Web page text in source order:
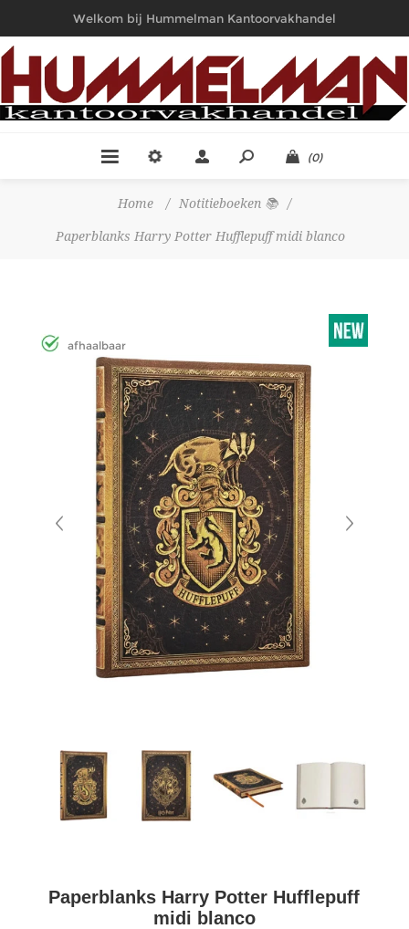
Welkom bij Hummelman Kantoorvakhandel
(0)
Home / Notitieboeken 📚 /
Paperblanks Harry Potter Hufflepuff midi blanco
afhaalbaar
Paperblanks Harry Potter Hufflepuff
midi blanco